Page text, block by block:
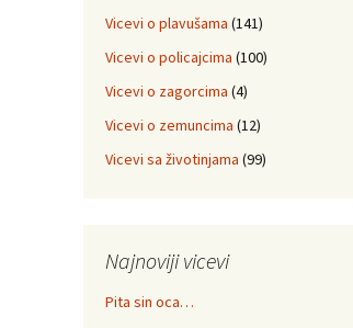
Vicevi o plavušama (141)
Vicevi o policajcima (100)
Vicevi o zagorcima (4)
Vicevi o zemuncima (12)
Vicevi sa životinjama (99)
Najnoviji vicevi
Pita sin oca…